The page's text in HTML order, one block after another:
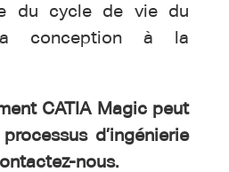
du cycle de vie du
conception à la
CATIA Magic peut
d’ingénierie
nous.